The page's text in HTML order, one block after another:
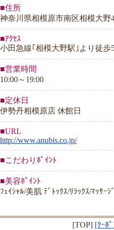
■住所
神奈川県相模原市南区相模大野
■ｱｸｾｽ
小田急線｢相模大野駅｣より徒歩
■営業時間
10:00～19:00
■定休日
伊勢丹相模原店 休館日
■URL
http://www.anubis.co.jp/
■こだわりﾎﾟｲﾝﾄ
■美容ﾎﾟｲﾝﾄ
ﾌｪｲｼｬﾙ/美肌 ﾃﾞﾄｯｸｽ/ﾘﾗｯｸｽ/ﾏｯｻｰｼ
[TOP] [ｸｰﾎ